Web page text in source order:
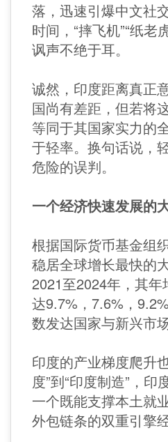
落，迅速引爆中文社
时间，“摔飞机”“纸老
讽声不绝于耳。
诚然，印度距离真正
国尚有差距，但若将
等同于其国家实力的
于轻率。换句话说，
危险的误判。
一个经济快速发展的
根据国际货币基金组
稳居全球增长最快的
2021至2024年，其
达9.7%，7.6%，
数发达国家与新兴市场
印度的产业梯度爬升
度”到“印度制造”，印
一个既能支撑本土就
外包链条的双重引擎经